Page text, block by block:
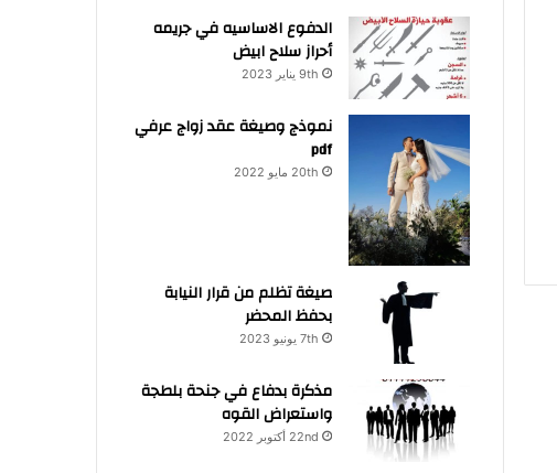
الدفوع الاساسيه في جريمه
أحراز سلاح ابيض
9th يناير 2023
نموذج وصيغة عقد زواج عرفي
pdf
20th مايو 2022
صيغة تظلم من قرار النيابة
بحفظ المحضر
7th يونيو 2023
مذكرة بدفاع في جنحة بلطجة
واستعراض القوه
22nd أكتوبر 2022